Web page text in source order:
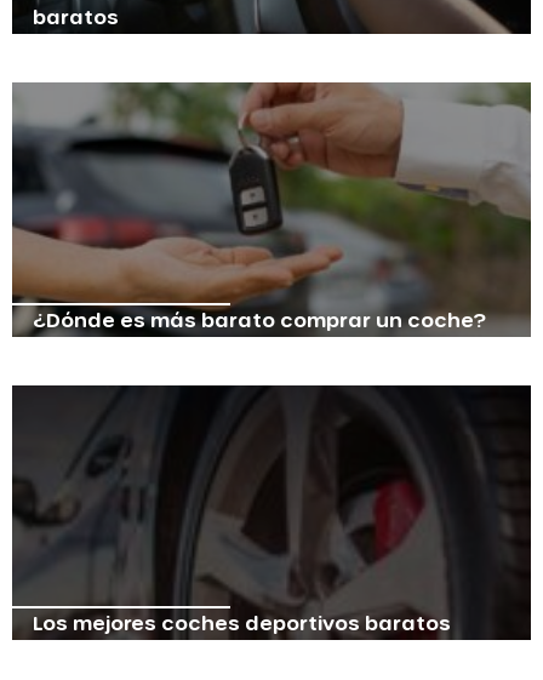
baratos
¿Dónde es más barato comprar un coche?
Los mejores coches deportivos baratos